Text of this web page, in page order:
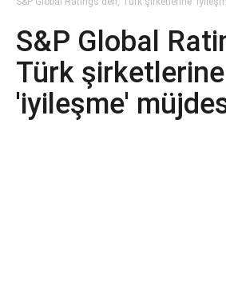
S&P Global
Türk şirketlerine
'iyileşme'